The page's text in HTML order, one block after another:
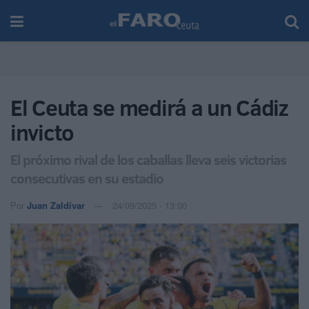
El Ceuta se medirá a un Cádiz
invicto
El próximo rival de los caballas lleva seis victorias
consecutivas en su estadio
Por Juan Zaldívar 24/09/2025 - 13:00